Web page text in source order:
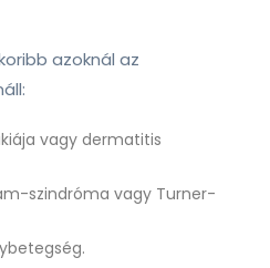
azoknál az
vagy dermatitis
szindróma vagy Turner-